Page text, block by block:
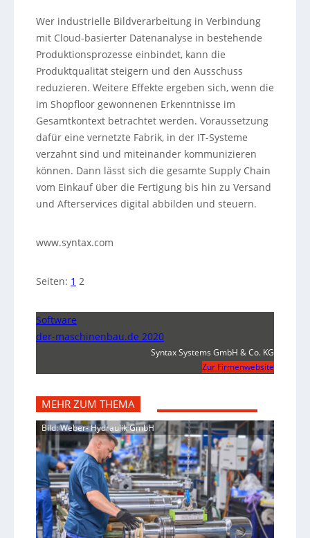
Wer industrielle Bildverarbeitung in Verbindung
mit Cloud-basierter Datenanalyse in bestehende
Produktionsprozesse einbindet, kann die
Produktqualität steigern und den Ausschuss
reduzieren. Weitere Effekte ergeben sich, wenn die
im Shopfloor gewonnenen Erkenntnisse im
Gesamtkontext betrachtet werden. Voraussetzung
dafür eine vernetzte Fabrik, in der IT-Systeme
verzahnt sind und miteinander kommunizieren
können. Dann lässt sich die gesamte Supply Chain
vom Einkauf über die Fertigung bis hin zu Versand
und Afterservices digital abbilden und steuern.
www.syntax.com
Seiten: 1 2
Software
der-maschinenbau.de 2020
Syntax Systems GmbH & Co. KG
Zur Firmenwebsite
MEHR ZUM THEMA
Bild: Weber- Hydraulik GmbH